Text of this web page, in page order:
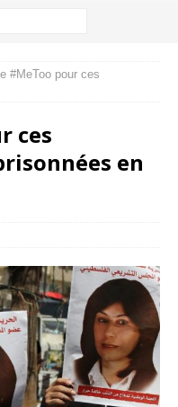
#MeToo pour ces
ces
en